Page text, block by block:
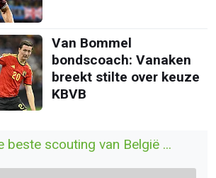
Van Bommel
bondscoach: Vanaken
breekt stilte over keuze
KBVB
beste scouting van België ...